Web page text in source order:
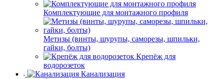
Комплектующие для монтажного профиля
Метизы (винты, шурупы, саморезы, шпильки,
гайки, болты)
Крепёж для
водорозеток
Канализация